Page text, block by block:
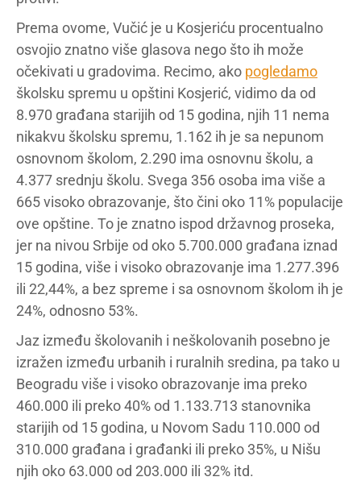
Prema ovome, Vučić je u Kosjeriću procentualno
osvojio znatno više glasova nego što ih može
očekivati u gradovima. Recimo, ako pogledamo
školsku spremu u opštini Kosjerić, vidimo da od
8.970 građana starijih od 15 godina, njih 11 nema
nikakvu školsku spremu, 1.162 ih je sa nepunom
osnovnom školom, 2.290 ima osnovnu školu, a
4.377 srednju školu. Svega 356 osoba ima više a
665 visoko obrazovanje, što čini oko 11% populacije
ove opštine. To je znatno ispod državnog proseka,
jer na nivou Srbije od oko 5.700.000 građana iznad
15 godina, više i visoko obrazovanje ima 1.277.396
ili 22,44%, a bez spreme i sa osnovnom školom ih je
24%, odnosno 53%.
Jaz između školovanih i neškolovanih posebno je
izražen između urbanih i ruralnih sredina, pa tako u
Beogradu više i visoko obrazovanje ima preko
460.000 ili preko 40% od 1.133.713 stanovnika
starijih od 15 godina, u Novom Sadu 110.000 od
310.000 građana i građanki ili preko 35%, u Nišu
njih oko 63.000 od 203.000 ili 32% itd.